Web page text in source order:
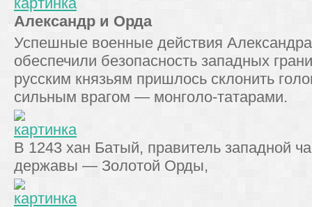
Александр и Орда
Успешные военные действия
обеспечили безопасность западных
русским князьям пришлось склонить
сильным врагом — монголо-татарами.
В 1243 хан Батый, правитель западной
державы — Золотой Орды,